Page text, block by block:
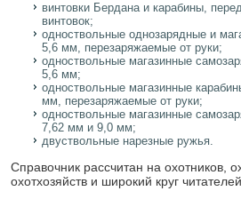
винтовки Бердана и карабины,
винтовок;
одноствольные однозарядные и
5,6 мм, перезаряжаемые от руки;
одноствольные магазинные
5,6 мм;
одноствольные магазинные
мм, перезаряжаемые от руки;
одноствольные магазинные
7,62 мм и 9,0 мм;
двуствольные нарезные ружья.
Справочник рассчитан на охотников,
охотхозяйств и широкий круг